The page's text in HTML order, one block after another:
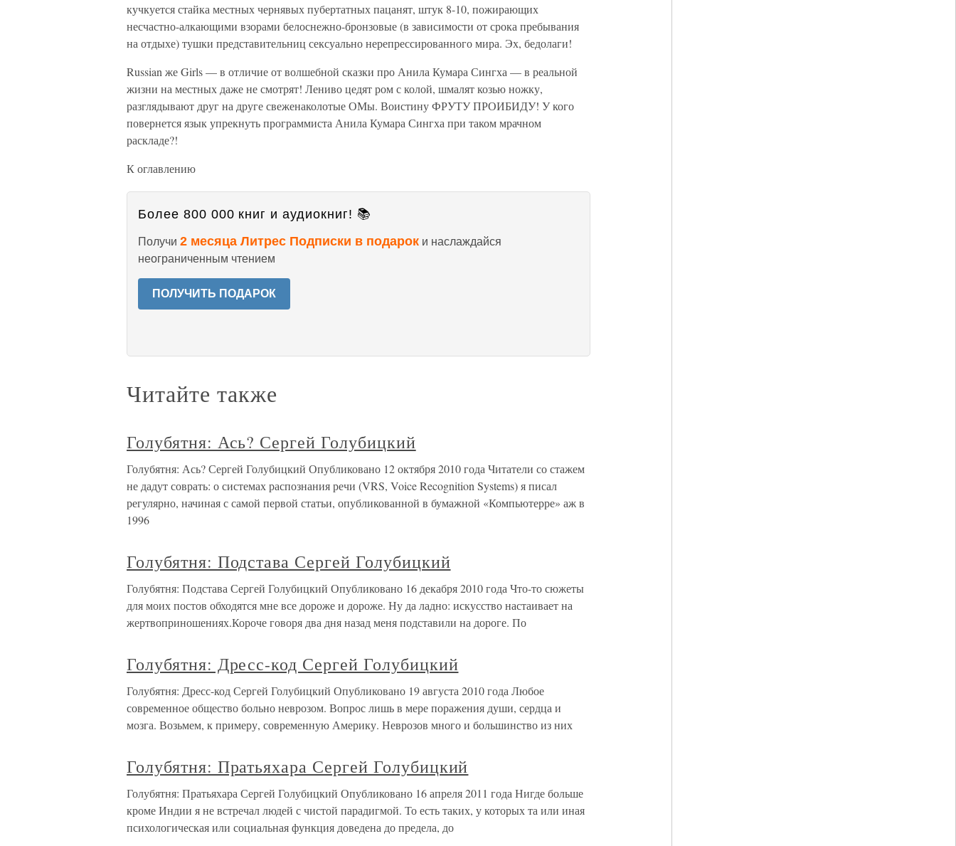
кучкуется стайка местных чернявых пубертатных пацанят, штук 8-10, пожирающих
несчастно-алкающими взорами белоснежно-бронзовые (в зависимости от срока пребывания
на отдыхе) тушки представительниц сексуально нерепрессированного мира. Эх, бедолаги!
Russian же Girls — в отличие от волшебной сказки про Анила Кумара Сингха — в реальной
жизни на местных даже не смотрят! Лениво цедят ром с колой, шмалят козью ножку,
разглядывают друг на друге свеженаколотые ОМы. Воистину ФРУТУ ПРОИБИДУ! У кого
повернется язык упрекнуть программиста Анила Кумара Сингха при таком мрачном
раскладе?!
К оглавлению
Более 800 000 книг и аудиокниг! 📚
Получи 2 месяца Литрес Подписки в подарок и наслаждайся
неограниченным чтением
ПОЛУЧИТЬ ПОДАРОК
Читайте также
Голубятня: Ась? Сергей Голубицкий
Голубятня: Ась? Сергей Голубицкий Опубликовано 12 октября 2010 года Читатели со стажем
не дадут соврать: о системах распознания речи (VRS, Voice Recognition Systems) я писал
регулярно, начиная с самой первой статьи, опубликованной в бумажной «Компьютерре» аж в
1996
Голубятня: Подстава Сергей Голубицкий
Голубятня: Подстава Сергей Голубицкий Опубликовано 16 декабря 2010 года Что-то сюжеты
для моих постов обходятся мне все дороже и дороже. Ну да ладно: искусство настаивает на
жертвоприношениях.Короче говоря два дня назад меня подставили на дороге. По
Голубятня: Дресс-код Сергей Голубицкий
Голубятня: Дресс-код Сергей Голубицкий Опубликовано 19 августа 2010 года Любое
современное общество больно неврозом. Вопрос лишь в мере поражения души, сердца и
мозга. Возьмем, к примеру, современную Америку. Неврозов много и большинство из них
Голубятня: Пратьяхара Сергей Голубицкий
Голубятня: Пратьяхара Сергей Голубицкий Опубликовано 16 апреля 2011 года Нигде больше
кроме Индии я не встречал людей с чистой парадигмой. То есть таких, у которых та или иная
психологическая или социальная функция доведена до предела, до